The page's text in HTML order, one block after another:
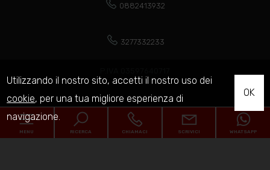
0882413932
3277332233
Cerca per codice
MENU RICERCA CHIAMACI SCRIVICI WHATSAPP
Utilizzando il nostro sito, accetti il nostro uso dei
cookie, per una tua migliore esperienza di
navigazione.
OK